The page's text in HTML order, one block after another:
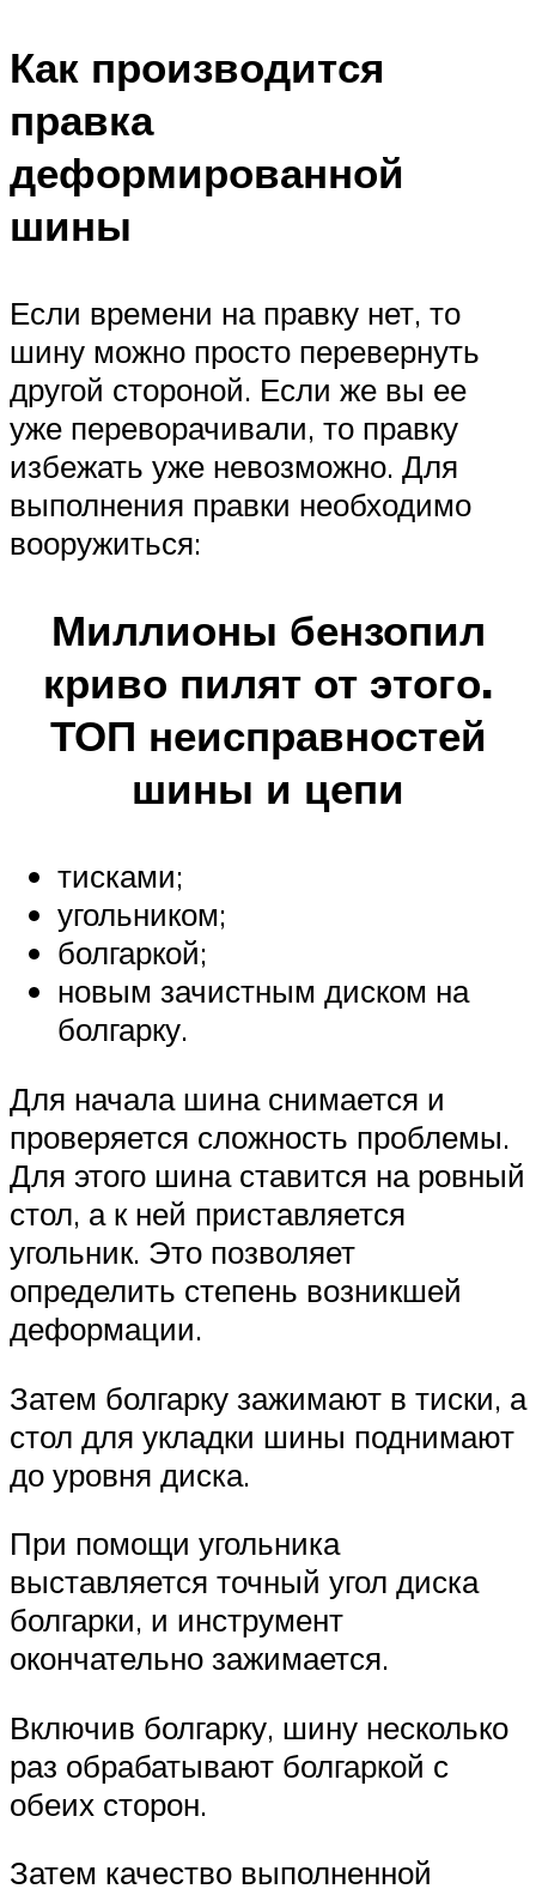
Как производится
правка
деформированной
шины
Если времени на правку нет, то
шину можно просто перевернуть
другой стороной. Если же вы ее
уже переворачивали, то правку
избежать уже невозможно. Для
выполнения правки необходимо
вооружиться:
Миллионы бензопил
криво пилят от этого.
ТОП неисправностей
шины и цепи
тисками;
угольником;
болгаркой;
новым зачистным диском на
болгарку.
Для начала шина снимается и
проверяется сложность проблемы.
Для этого шина ставится на ровный
стол, а к ней приставляется
угольник. Это позволяет
определить степень возникшей
деформации.
Затем болгарку зажимают в тиски, а
стол для укладки шины поднимают
до уровня диска.
При помощи угольника
выставляется точный угол диска
болгарки, и инструмент
окончательно зажимается.
Включив болгарку, шину несколько
раз обрабатывают болгаркой с
обеих сторон.
Затем качество выполненной